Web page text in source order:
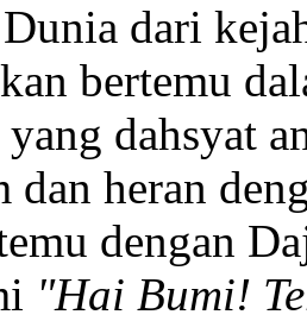
dari
bertemu
yang dahsyat
dan heran
dengan
"Hai Bumi!